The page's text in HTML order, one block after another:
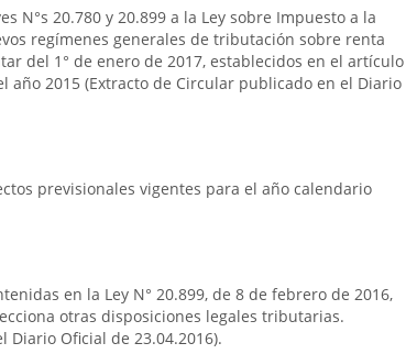
N°s 20.780 y 20.899 a la Ley sobre Impuesto a la
regímenes generales de tributación sobre renta
del 1° de enero de 2017, establecidos en el artículo
año 2015 (Extracto de Circular publicado en el Diario
previsionales vigentes para el año calendario
en la Ley N° 20.899, de 8 de febrero de 2016,
otras disposiciones legales tributarias.
Oficial de 23.04.2016).